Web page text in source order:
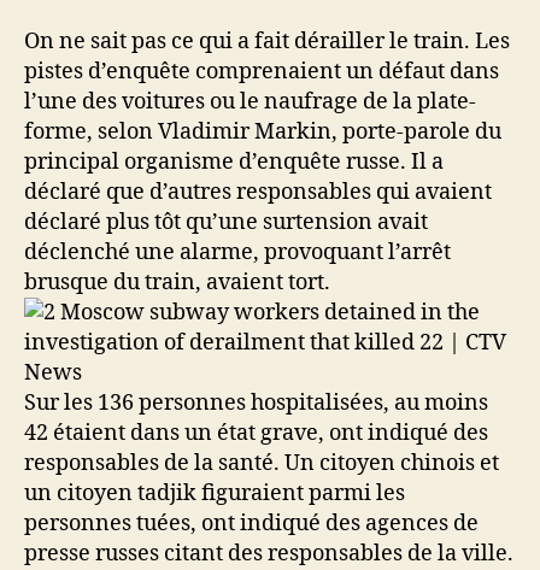
On ne sait pas ce qui a fait dérailler le train. Les
pistes d’enquête comprenaient un défaut dans
l’une des voitures ou le naufrage de la plate-
forme, selon Vladimir Markin, porte-parole du
principal organisme d’enquête russe. Il a
déclaré que d’autres responsables qui avaient
déclaré plus tôt qu’une surtension avait
déclenché une alarme, provoquant l’arrêt
brusque du train, avaient tort.
Sur les 136 personnes hospitalisées, au moins
42 étaient dans un état grave, ont indiqué des
responsables de la santé. Un citoyen chinois et
un citoyen tadjik figuraient parmi les
personnes tuées, ont indiqué des agences de
presse russes citant des responsables de la ville.